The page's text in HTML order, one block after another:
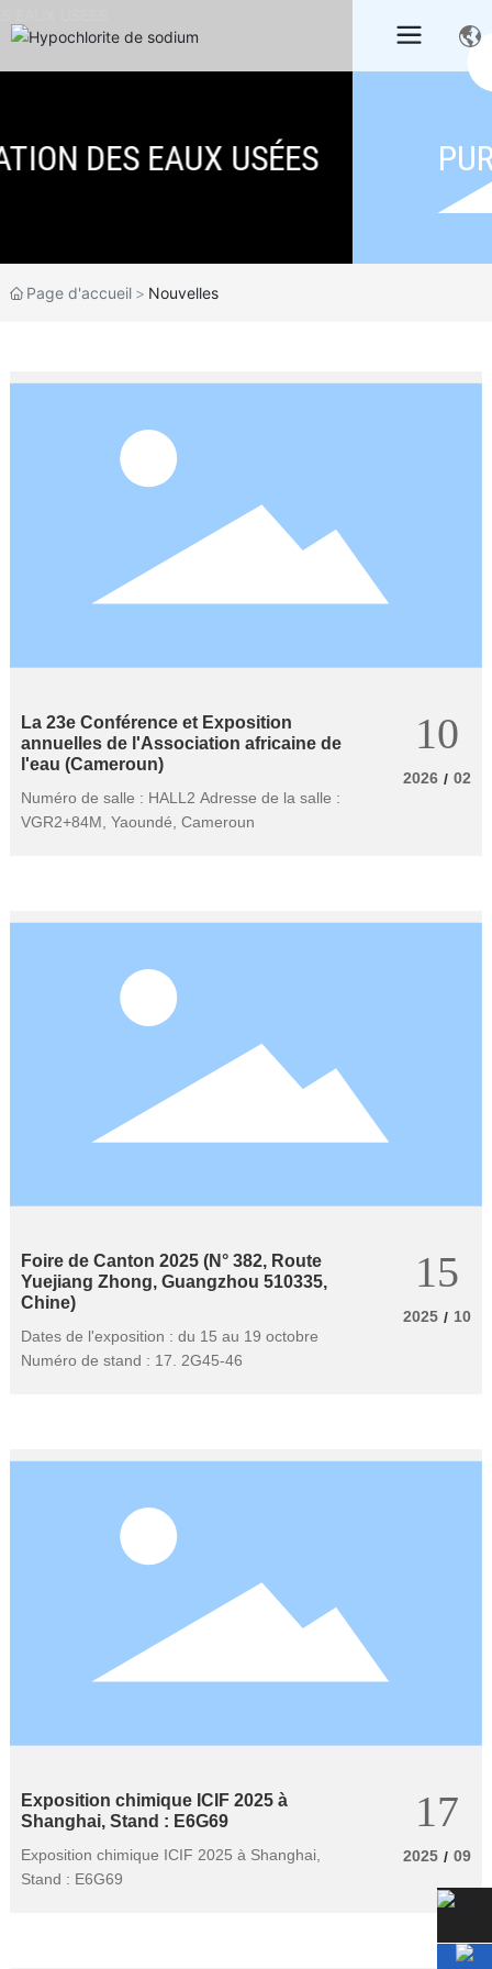
PURIFICATION DE L'EAU
Page d'accueil Nouvelles
La 23e Conférence et Exposition
annuelles de l'Association africaine de
l'eau (Cameroun)
Numéro de salle : HALL2 Adresse de la salle :
VGR2+84M, Yaoundé, Cameroun
10
2026 / 02
Foire de Canton 2025 (N° 382, Route
Yuejiang Zhong, Guangzhou 510335,
Chine)
Dates de l'exposition : du 15 au 19 octobre
Numéro de stand : 17. 2G45-46
15
2025 / 10
Exposition chimique ICIF 2025 à
Shanghai, Stand : E6G69
Exposition chimique ICIF 2025 à Shanghai,
Stand : E6G69
17
2025 / 09